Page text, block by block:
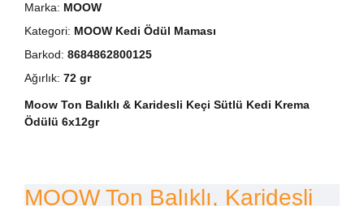
Marka: MOOW
Kategori: MOOW Kedi Ödül Maması
Barkod: 8684862800125
Ağırlık: 72 gr
Moow Ton Balıklı & Karidesli Keçi Sütlü Kedi Krema
Ödülü 6x12gr
MOOW Ton Balıklı, Karidesli